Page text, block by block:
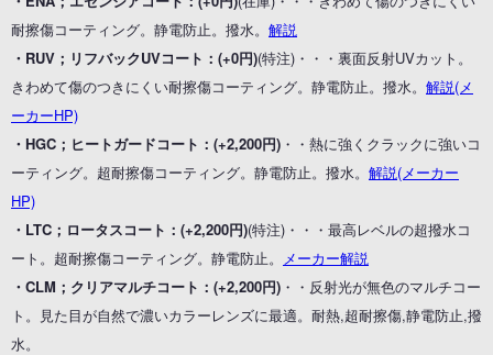
耐擦傷コーティング。静電防止。撥水。 解説
・RUV；リフバックUVコート：(+0円)(特注)・・・裏面反射UVカット。
きわめて傷のつきにくい耐擦傷コーティング。静電防止。撥水。 解説(メ
ーカーHP)
・HGC；ヒートガードコート：(+2,200円) ・・熱に強くクラックに強いコ
ーティング。超耐擦傷コーティング。静電防止。撥水。 解説(メーカー
HP)
・LTC；ロータスコート：(+2,200円)(特注)・・・最高レベルの超撥水コ
ート。超耐擦傷コーティング。静電防止。
メーカー解説
・CLM；クリアマルチコート：(+2,200円) ・・反射光が無色のマルチコー
ト。見た目が自然で濃いカラーレンズに最適。耐熱,超耐擦傷,静電防止,撥
水。